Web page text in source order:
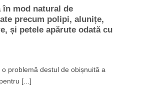
în mod natural de
precum polipi, alunițe,
și petele apărute odată cu
problemă destul de obișnuită a
[...]